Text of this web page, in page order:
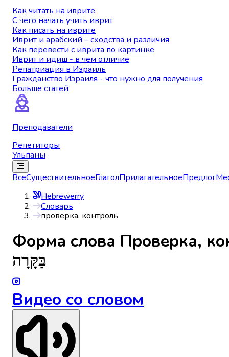
Как читать на иврите
С чего начать учить иврит
Как писать на иврите
Иврит и арабский – сходства и различия
Как перевести с иврита по картинке
Иврит и идиш - в чем отличие
Репатриация в Израиль
Гражданство Израиля - что нужно для получения
Больше статей
Преподаватели
Репетиторы
Ульпаны
ВсеСуществительноеГлаголПрилагательноеПредлог
Hebrewerry
Словарь
проверка, контроль
Форма слова Проверка,
בַּקָּרָה
Видео со словом